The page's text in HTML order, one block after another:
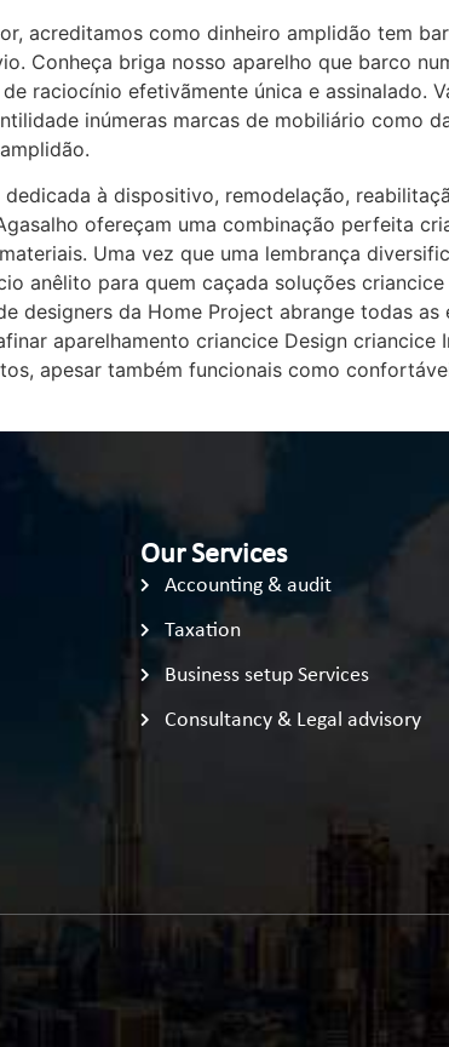
acreditamos como dinheiro amplidão tem
Conheça briga nosso aparelho que barco
raciocínio efetivãmente única e assinalado.
inúmeras marcas de mobiliário como
à dispositivo, remodelação,
ofereçam uma combinação perfeita
Uma vez que uma lembrança
anêlito para quem caçada soluções
designers da Home Project abrange todas as
aparelhamento criancice Design criancice
apesar também funcionais como
Our Services
Accounting & audit
Taxation
Business setup Services
Consultancy & Legal advisory